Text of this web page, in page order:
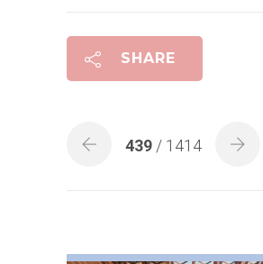
SHARE
439 / 1414